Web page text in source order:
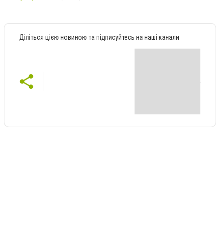
Діліться цією новиною та підписуйтесь на наші канали